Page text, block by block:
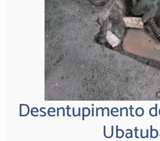
Desentupimento